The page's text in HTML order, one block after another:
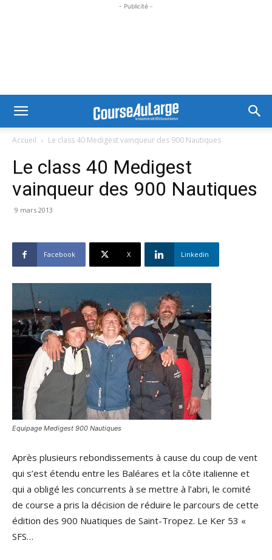
- Publicité -
Accueil Le class 40 Medigest vainqueur des 900 Nautiques
Le class 40 Medigest
vainqueur des 900 Nautiques
9 mars 2013
Facebook X Linkedin
Equipage Medigest 900 Nautiques
Après plusieurs rebondissements à cause du coup de vent
qui s’est étendu entre les Baléares et la côte italienne et
qui a obligé les concurrents à se mettre à l’abri, le comité
de course a pris la décision de réduire le parcours de cette
édition des 900 Nuatiques de Saint-Tropez. Le Ker 53 «
SFS…